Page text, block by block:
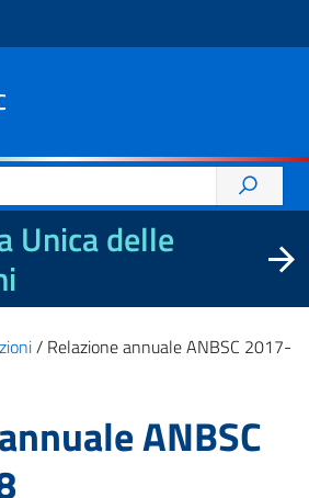
Unica delle
/ Relazione annuale ANBSC 2017-
ANBSC